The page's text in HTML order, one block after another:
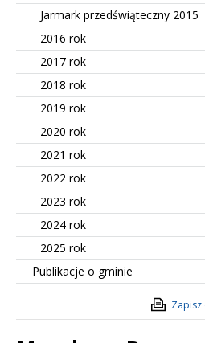
Jarmark przedświąteczny 2015
2016 rok
2017 rok
2018 rok
2019 rok
2020 rok
2021 rok
2022 rok
2023 rok
2024 rok
2025 rok
Publikacje o gminie
Zapisz